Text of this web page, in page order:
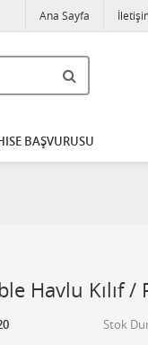
Ana Sayfa
BAŞVURUSU
Havlu Kılıf /
Stok